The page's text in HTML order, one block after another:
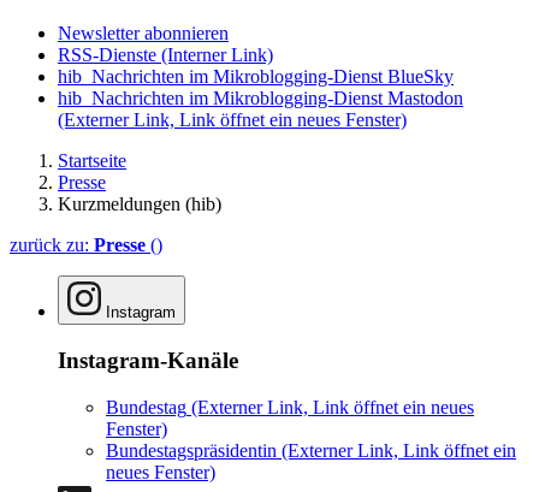
Newsletter abonnieren
RSS-Dienste (Interner Link)
hib_Nachrichten im Mikroblogging-Dienst BlueSky
hib_Nachrichten im Mikroblogging-Dienst Mastodon
(Externer Link, Link öffnet ein neues Fenster)
Startseite
Presse
Kurzmeldungen (hib)
zurück zu: Presse ()
Instagram
Instagram-Kanäle
Bundestag (Externer Link, Link öffnet ein neues
Fenster)
Bundestagspräsidentin (Externer Link, Link öffnet ein
neues Fenster)